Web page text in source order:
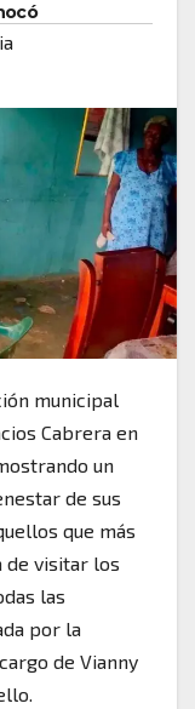
municipal
Cabrera en
un
de sus
que más
de visitar los
las
por la
de Vianny